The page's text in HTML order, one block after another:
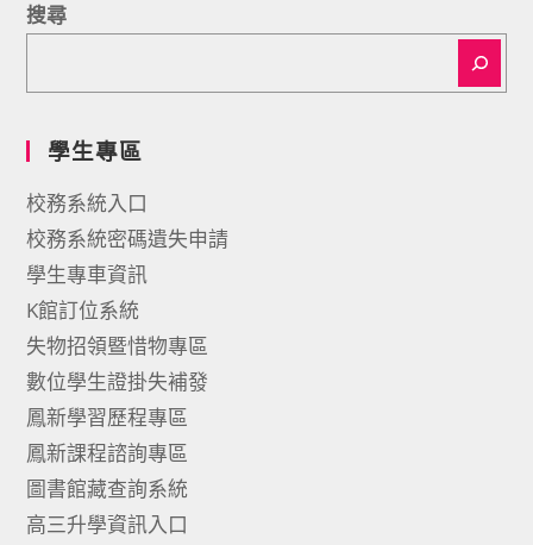
搜尋
學生專區
校務系統入口
校務系統密碼遺失申請
學生專車資訊
K館訂位系統
失物招領暨惜物專區
數位學生證掛失補發
鳳新學習歷程專區
鳳新課程諮詢專區
圖書館藏查詢系統
高三升學資訊入口